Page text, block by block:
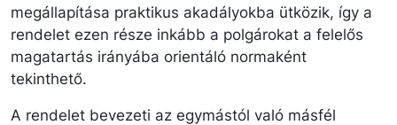
megállapítása praktikus akadályokba ütközik, így a
rendelet ezen része inkább a polgárokat a felelős
magatartás irányába orientáló normaként
tekinthető.
A rendelet bevezeti az egymástól való másfél